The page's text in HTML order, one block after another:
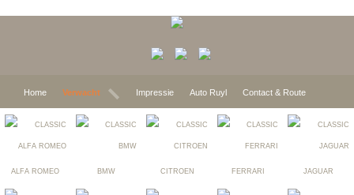
Home Verwacht Impressie Auto Ruyl Contact & Route
ALFA ROMEO BMW CITROEN FERRARI JAGUAR